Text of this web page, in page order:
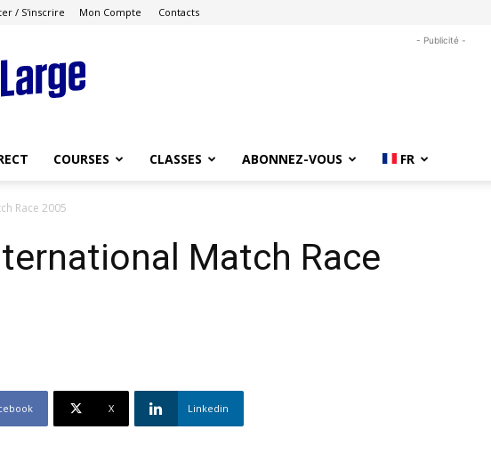
/ S'inscrire Mon Compte Contacts
- Publicité -
COURSES CLASSES ABONNEZ-VOUS FR
Race 2005
Match Race
X Linkedin